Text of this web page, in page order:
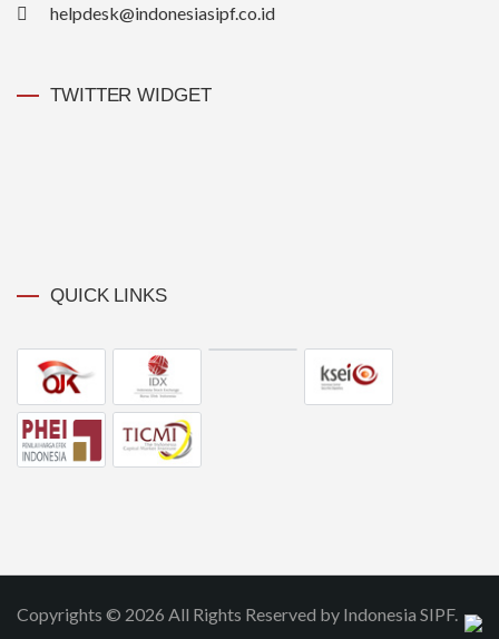
helpdesk@indonesiasipf.co.id
TWITTER WIDGET
QUICK LINKS
Copyrights © 2026 All Rights Reserved by Indonesia SIPF.